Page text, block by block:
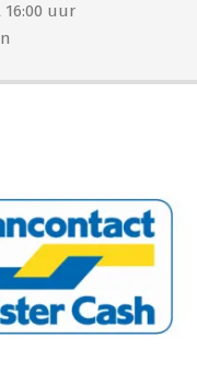
16:00 uur